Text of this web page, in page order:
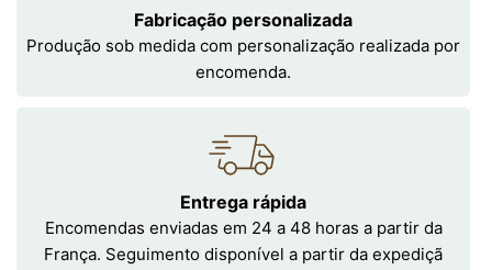
Fabricação personalizada
Produção sob medida com personalização realizada por
encomenda.
Entrega rápida
Encomendas enviadas em 24 a 48 horas a partir da
França. Seguimento disponível a partir da expediçã